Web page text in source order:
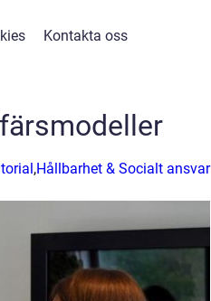
Kontakta oss
,Hållbarhet & Socialt ansvar